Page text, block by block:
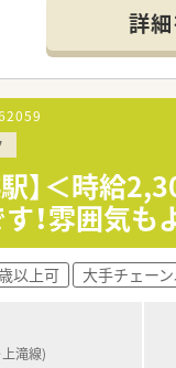
立地にあり、近隣
、1日あたりの処方
運用しており、事
について】
制強化に伴い、新
持って誠実に向き
、未経験やブラン
店舗の調剤薬局を
常に注力しており
を注いでおり、認
詳
】＜時給
！雰囲気
以上可 大手チェー
滝線)